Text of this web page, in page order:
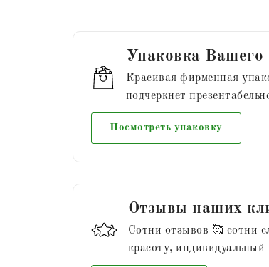
Упаковка Вашего
Красивая фирменная
подчеркнет
Посмотреть упаковку
Отзывы наших
Сотни отзывов 🥰 сотни
красоту,